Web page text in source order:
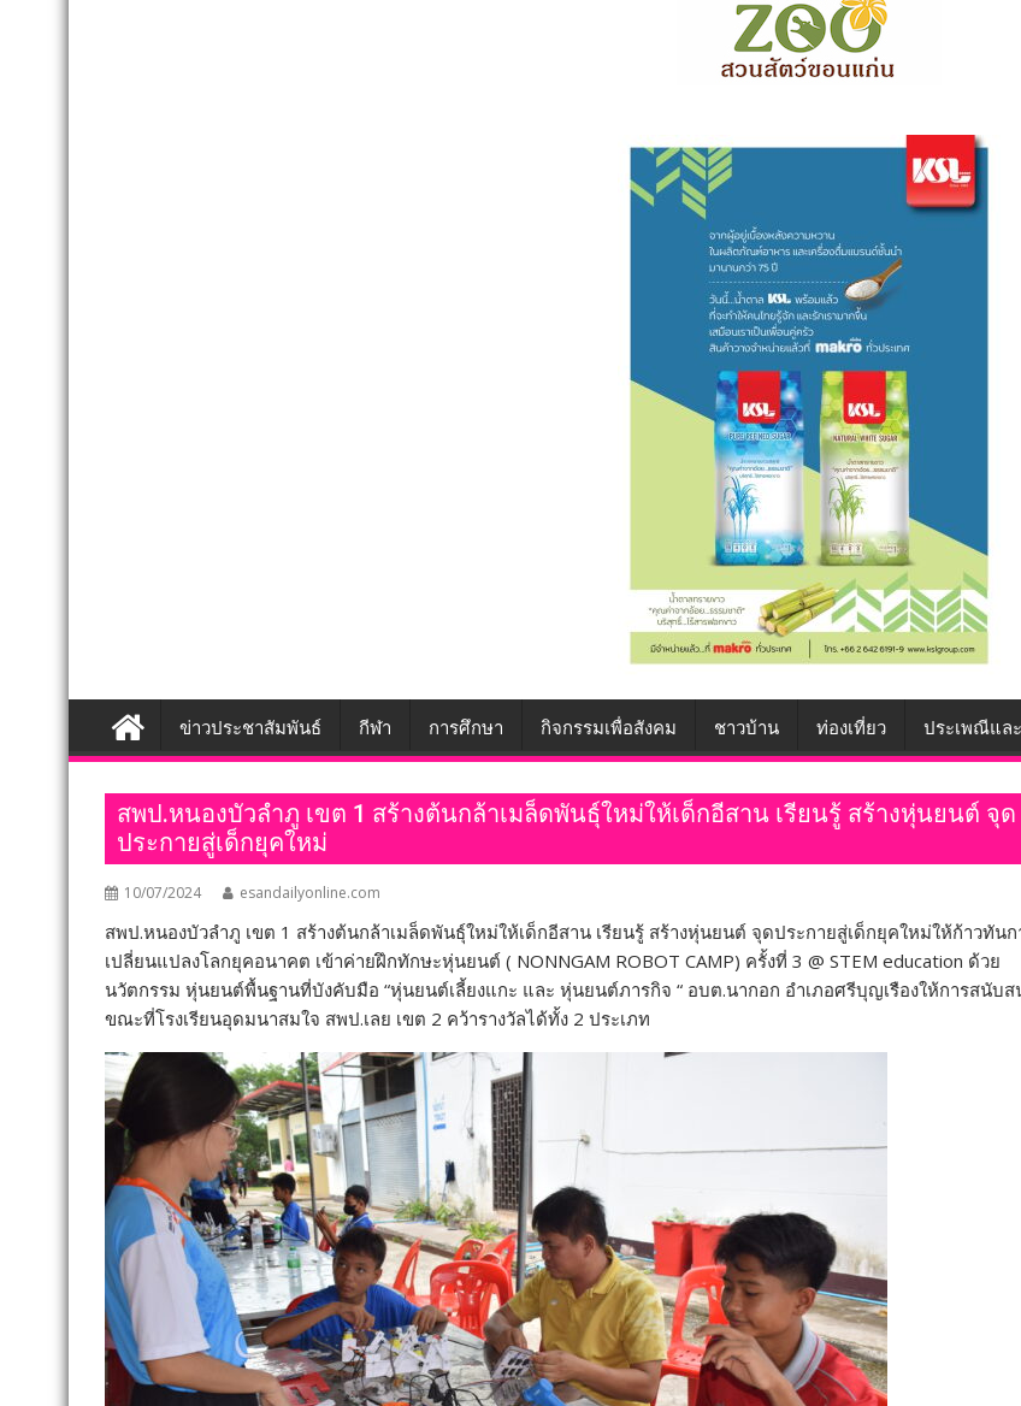
ข่าวประชาสัมพันธ์ กีฬา การศึกษา กิจกรรมเพื่อสังคม ชาวบ้าน ท่องเที่ยว ประเพณีแล
สพป.หนองบัวลำภู เขต 1 สร้างต้นกล้าเมล็ดพันธุ์ใหม่ให้เด็กอีสาน เรียนรู้ สร้างหุ่นยนต์ จุด
ประกายสู่เด็กยุคใหม่
10/07/2024 esandailyonline.com
สพป.หนองบัวลำภู เขต 1 สร้างต้นกล้าเมล็ดพันธุ์ใหม่ให้เด็กอีสาน เรียนรู้ สร้างหุ่นยนต์ จุดประกายสู่เด็กยุคใหม่ให้ก้าวทันก
เปลี่ยนแปลงโลกยุคอนาคต เข้าค่ายฝึกทักษะหุ่นยนต์ ( NONNGAM ROBOT CAMP) ครั้งที่ 3 @ STEM education ด้วย
นวัตกรรม หุ่นยนต์พื้นฐานที่บังคับมือ “หุ่นยนต์เลี้ยงแกะ และ หุ่นยนต์ภารกิจ “ อบต.นากอก อำเภอศรีบุญเรืองให้การสนับ
ขณะที่โรงเรียนอุดมนาสมใจ สพป.เลย เขต 2 คว้ารางวัลได้ทั้ง 2 ประเภท